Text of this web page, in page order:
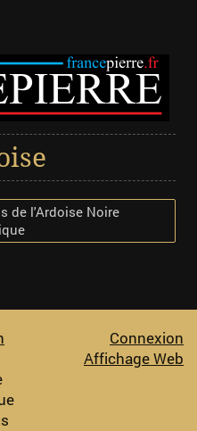
de l'Ardoise Noire
Connexion
Affichage Web